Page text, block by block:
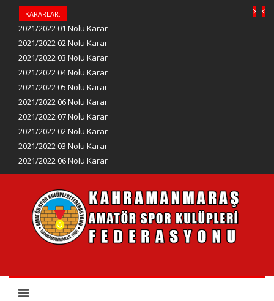
KARARLAR:
2021/2022 01 Nolu Karar
2021/2022 02 Nolu Karar
2021/2022 03 Nolu Karar
2021/2022 04 Nolu Karar
2021/2022 05 Nolu Karar
2021/2022 06 Nolu Karar
2021/2022 07 Nolu Karar
2021/2022 02 Nolu Karar
2021/2022 03 Nolu Karar
2021/2022 06 Nolu Karar